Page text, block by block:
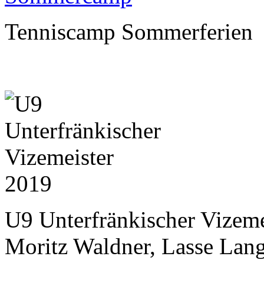
Tenniscamp Sommerferien
U9 Unterfränkischer
Moritz Waldner, Lasse